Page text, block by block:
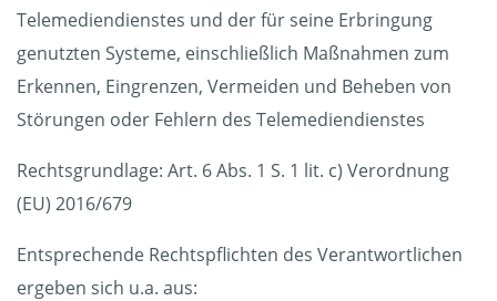
Telemediendienstes und der für seine Erbringung
genutzten Systeme, einschließlich Maßnahmen zum
Erkennen, Eingrenzen, Vermeiden und Beheben von
Störungen oder Fehlern des Telemediendienstes
Rechtsgrundlage: Art. 6 Abs. 1 S. 1 lit. c) Verordnung
(EU) 2016/679
Entsprechende Rechtspflichten des Verantwortlichen
ergeben sich u.a. aus: